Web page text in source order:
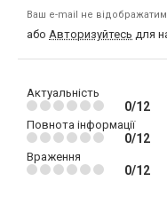
Ваш e-mail не
або Авторизуйтесь для
Актуальність
0/12
Повнота інформації
0/12
Враження
0/12